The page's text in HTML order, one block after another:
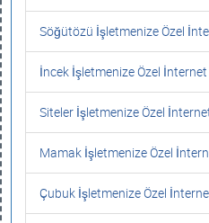
Söğütözü İşletmenize Özel
İncek İşletmenize Özel İnternet
Siteler İşletmenize Özel
Mamak İşletmenize Özel
Çubuk İşletmenize Özel